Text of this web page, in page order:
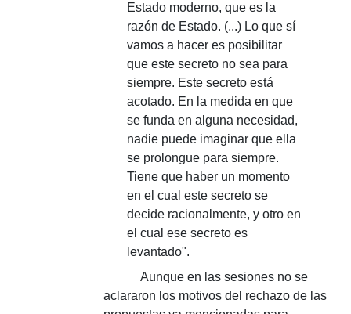
Estado moderno, que es la
razón de Estado. (...) Lo que sí
vamos a hacer es posibilitar
que este secreto no sea para
siempre. Este secreto está
acotado. En la medida en que
se funda en alguna necesidad,
nadie puede imaginar que ella
se prolongue para siempre.
Tiene que haber un momento
en el cual este secreto se
decide racionalmente, y otro en
el cual ese secreto es
levantado".
Aunque en las sesiones no se
aclararon los motivos del rechazo de las